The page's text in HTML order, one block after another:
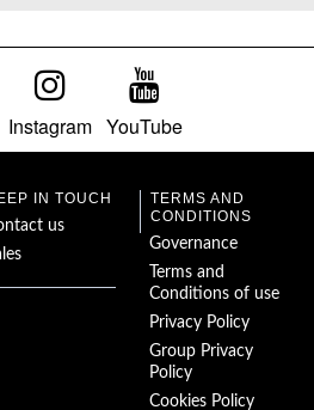
au bois
Instagram YouTube